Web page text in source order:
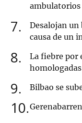
ambulatorios
7
Desalojan un
causa de un
8
La fiebre por
9 Bilbao se
10